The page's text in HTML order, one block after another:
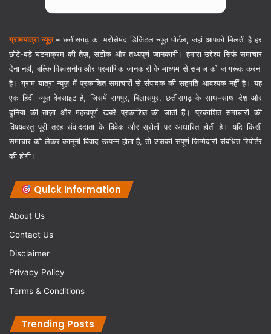
ग्रामयात्रा न्यूज़–छत्तीसगढ़ का भरोसेमंद डिजिटल न्यूज़ पोर्टल, जहां आपको मिलती है हर
छोटे-बड़े घटनाक्रम की तेज़, सटीक और तथ्यपूर्ण जानकारी। हमारा उद्देश्य सिर्फ समाचार
देना नहीं, बल्कि विश्वसनीय और प्रमाणिक जानकारी के माध्यम से समाज को जागरूक करना
है। ग्राम यात्रा न्यूज़ में प्रकाशित समाचारों से संपादक की सहमति आवश्यक नहीं है। यह
एक हिंदी न्यूज़ वेबसाइट है, जिसमें रायपुर, बिलासपुर, छत्तीसगढ़ के साथ-साथ देश और
दुनिया की ताज़ा और महत्वपूर्ण खबरें प्रकाशित की जाती हैं। प्रकाशित समाचारों की
विषयवस्तु पूरी तरह संवाददाता के विवेक और स्रोतों पर आधारित होती है। यदि किसी
समाचार को लेकर कानूनी विवाद उत्पन्न होता है, तो उसकी संपूर्ण जिम्मेदारी संबंधित रिपोर्टर
की होगी।
Quick Information
About Us
Contact Us
Disclaimer
Privacy Policy
Terms & Conditions
Trending Posts